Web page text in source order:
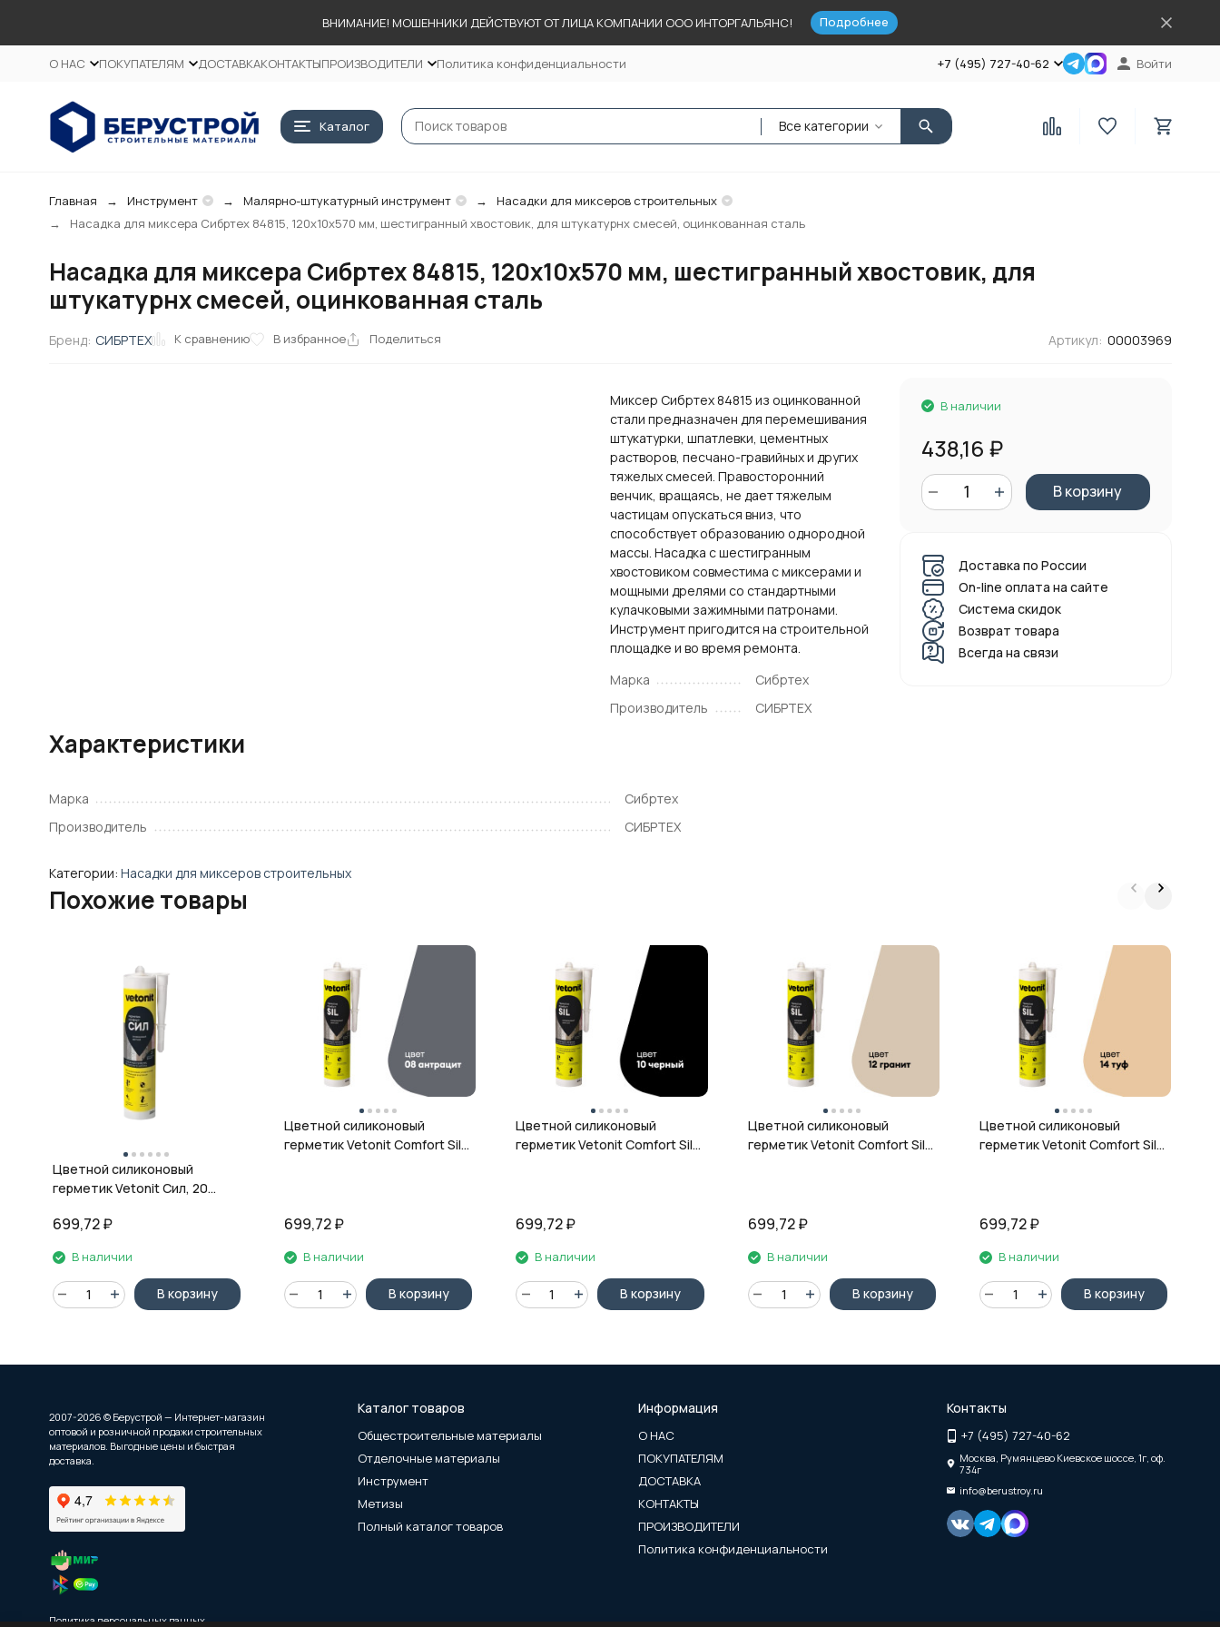
ВНИМАНИЕ! МОШЕННИКИ ДЕЙСТВУЮТ ОТ ЛИЦА КОМПАНИИ ООО ИНТОРГАЛЬЯНС! Подробнее
О НАС ПОКУПАТЕЛЯМ ДОСТАВКАКОНТАКТЫПРОИЗВОДИТЕЛИ Политика конфиденциальности +7 (495) 727-40-62 Войти
Каталог Все категории
Главная Инструмент Малярно-штукатурный инструмент
Насадки для миксеров строительных
Насадка для миксера Сибртех 84815, 120х10х570 мм, шестигранный хвостовик, для штукатурнх смесей, оцинкованная сталь
Насадка для миксера Сибртех 84815, 120х10х570 мм, шестигранный хвостовик, для
штукатурнх смесей, оцинкованная сталь
Бренд: СИБРТЕХ К сравнению В избранное Поделиться Артикул: 00003969
Миксер Сибртех 84815 из оцинкованной
стали предназначен для перемешивания
штукатурки, шпатлевки, цементных
растворов, песчано-гравийных и других
тяжелых смесей. Правосторонний
венчик, вращаясь, не дает тяжелым
частицам опускаться вниз, что
способствует образованию однородной
массы. Насадка с шестигранным
хвостовиком совместима с миксерами и
мощными дрелями со стандартными
кулачковыми зажимными патронами.
Инструмент пригодится на строительной
площадке и во время ремонта.
Марка
Сибртех
Производитель
СИБРТЕХ
В наличии
438,16 ₽
В корзину
Доставка по России
On-line оплата на сайте
Система скидок
Возврат товара
Всегда на связи
Характеристики
Марка
Сибртех
Производитель
СИБРТЕХ
Категории: Насадки для миксеров строительных
Похожие товары
Цветной силиконовый
герметик Vetonit Сил, 20
699,72 ₽
В наличии
В корзину
Цветной силиконовый
герметик Vetonit Comfort Sil,
699,72₽
В наличии
В корзину
Цветной силиконовый
герметик Vetonit Comfort Sil,
699,72₽
В наличии
В корзину
Цветной силиконовый
герметик Vetonit Comfort Sil,
699,72₽
В наличии
В корзину
Цветной силиконовый
герметик Vetonit Comfort Sil,
699,72₽
В наличии
В корзину
2007-2026 © Берустрой — Интернет-магазин
оптовой и розничной продажи строительных
материалов. Выгодные цены и быстрая
доставка.
Политика персональных данных
Каталог товаров
Общестроительные материалы
Отделочные материалы
Инструмент
Метизы
Полный каталог товаров
Информация
О НАС
ПОКУПАТЕЛЯМ
ДОСТАВКА
КОНТАКТЫ
ПРОИЗВОДИТЕЛИ
Политика конфиденциальности
Контакты
+7 (495) 727-40-62
Москва, Румянцево Киевское шоссе, 1г, оф.
734г
info@berustroy.ru